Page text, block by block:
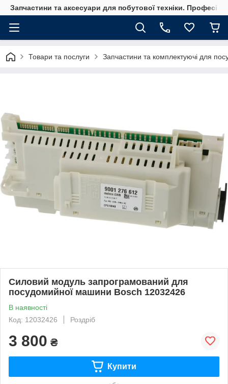
Запчастини та аксесуари для побутової техніки.
Товари та послуги Запчастини та комплектуючі для
Силовий модуль запрограмований для
посудомийної машини Bosch 12032426
В наявності
Код: 12032426
Роздріб
3 800 ₴
Купити